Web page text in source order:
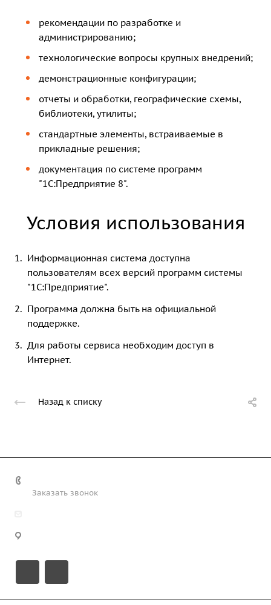
рекомендации по разработке и
администрированию;
технологические вопросы крупных внедрений;
демонстрационные конфигурации;
отчеты и обработки, географические схемы,
библиотеки, утилиты;
стандартные элементы, встраиваемые в
прикладные решения;
документация по системе программ
"1С:Предприятие 8".
Условия использования
Информационная система доступна
пользователям всех версий программ системы
"1С:Предприятие".
Программа должна быть на официальной
поддержке.
Для работы сервиса необходим доступ в
Интернет.
Назад к списку
Заказать звонок